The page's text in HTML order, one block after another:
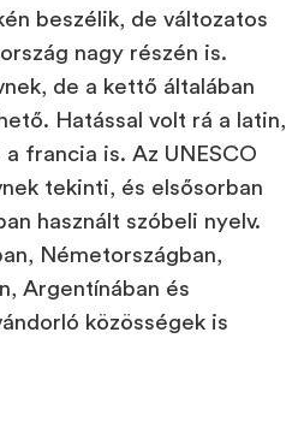
beszélik, de változatos
nagy részén is.
de a kettő általában
Hatással volt rá a latin,
francia is. Az UNESCO
tekinti, és elsősorban
használt szóbeli nyelv.
Németországban,
Argentínában és
közösségek is